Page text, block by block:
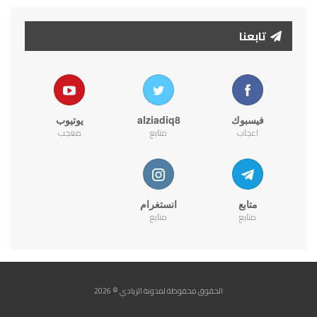
تابعنا
فيسبوك
اعجاب
alziadiq8
متابع
يوتيوب
معجب
متابع
متابع
انستغرام
متابع
الحقوق محفوظة لمدونة الزيادي © 2026